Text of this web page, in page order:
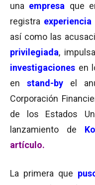
una empresa que
registra experiencia
así como las
privilegiada,
investigaciones en
en stand-by el
Corporación
de los Estados
lanzamiento de
artículo.
La primera que